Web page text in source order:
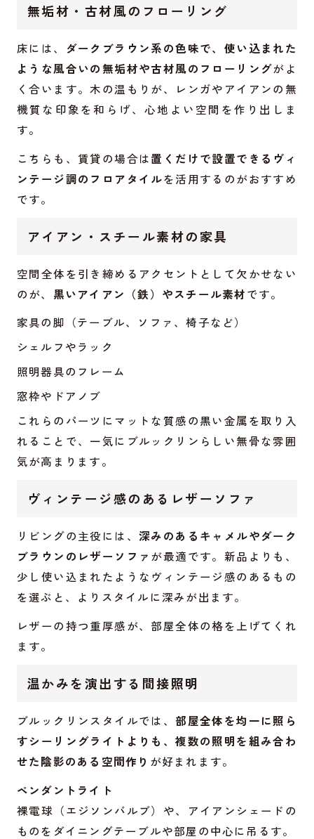
無垢材・古材風のフローリング
床には、
ダークブラウン系の色味で、使い込まれた
ような風合いの無垢材や古材風のフローリングがよ
く合います。木の温もりが、レンガやアイアンの無
機質な印象を和らげ、心地よい空間を作り出しま
す。
こちらも、賃貸の場合は置くだけで設置できるヴィ
ンテージ調のフロアタイルを活用するのがおすすめ
です。
アイアン・スチール素材の家具
空間全体を引き締めるアクセントとして欠かせない
のが、 黒いアイアン（鉄）やスチール素材です。
家具の脚（テーブル、ソファ、椅子など）
シェルフやラック
照明器具のフレーム
窓枠やドアノブ
これらのパーツにマットな質感の黒い金属を取り入
れることで、一気にブルックリンらしい無骨な雰囲
気が高まります。
ヴィンテージ感のあるレザーソファ
リビングの主役には、 深みのあるキャメルやダーク
ブラウンのレザーソファ が最適です。新品よりも、
少し使い込まれたようなヴィンテージ感のあるもの
を選ぶと、よりスタイルに深みが出ます。
レザーの持つ重厚感が、部屋全体の格を上げてくれ
ます。
温かみを演出する間接照明
ブルックリンスタイルでは、 部屋全体を均一に照ら
すシーリングライトよりも、複数の照明を組み合わ
せた陰影のある空間作り が好まれます。
ペンダントライト
裸電球（エジソンバルブ）や、アイアンシェードの
ものをダイニングテーブルや部屋の中心に吊るす。